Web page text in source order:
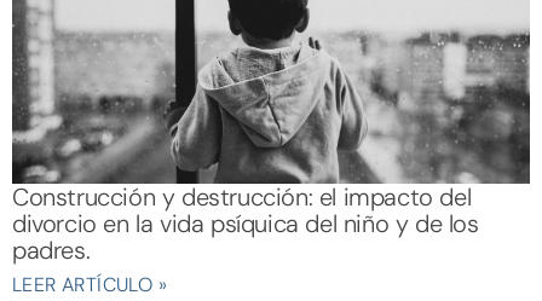
Construcción y destrucción: el impacto del
divorcio en la vida psíquica del niño y de los
padres.
LEER ARTÍCULO »